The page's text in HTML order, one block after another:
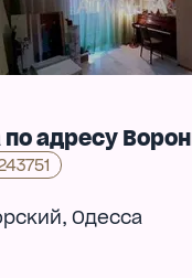
адресу
, Одесса